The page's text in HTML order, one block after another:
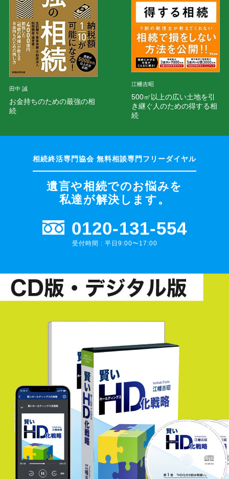
田中 誠
お金持ちのための最強の相
続
江幡吉昭
500㎡以上の広い土地を引
き継ぐ人のための得する相
続
遺言や相続でのお悩みを
私達が解決します。
0120-131-554
受付時間 : 平日9:00〜17:00